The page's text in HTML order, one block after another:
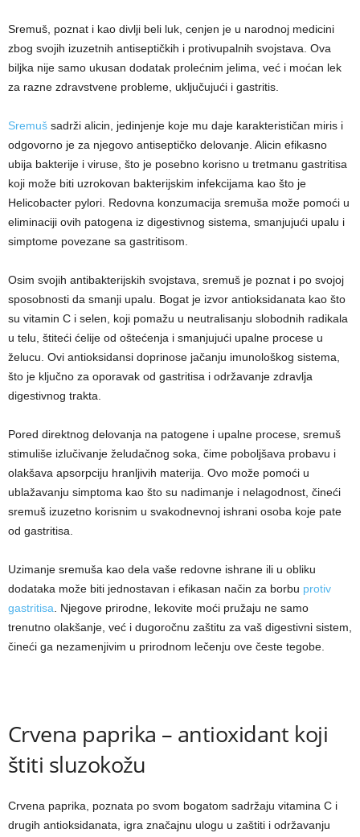
Sremuš, poznat i kao divlji beli luk, cenjen je u narodnoj medicini
zbog svojih izuzetnih antiseptičkih i protivupalnih svojstava. Ova
biljka nije samo ukusan dodatak prolećnim jelima, već i moćan lek
za razne zdravstvene probleme, uključujući i gastritis.
Sremuš sadrži alicin, jedinjenje koje mu daje karakterističan miris i
odgovorno je za njegovo antiseptičko delovanje. Alicin efikasno
ubija bakterije i viruse, što je posebno korisno u tretmanu gastritisa
koji može biti uzrokovan bakterijskim infekcijama kao što je
Helicobacter pylori. Redovna konzumacija sremuša može pomoći u
eliminaciji ovih patogena iz digestivnog sistema, smanjujući upalu i
simptome povezane sa gastritisom.
Osim svojih antibakterijskih svojstava, sremuš je poznat i po svojoj
sposobnosti da smanji upalu. Bogat je izvor antioksidanata kao što
su vitamin C i selen, koji pomažu u neutralisanju slobodnih radikala
u telu, štiteći ćelije od oštećenja i smanjujući upalne procese u
želucu. Ovi antioksidansi doprinose jačanju imunološkog sistema,
što je ključno za oporavak od gastritisa i održavanje zdravlja
digestivnog trakta.
Pored direktnog delovanja na patogene i upalne procese, sremuš
stimuliše izlučivanje želudačnog soka, čime poboljšava probavu i
olakšava apsorpciju hranljivih materija. Ovo može pomoći u
ublažavanju simptoma kao što su nadimanje i nelagodnost, čineći
sremuš izuzetno korisnim u svakodnevnoj ishrani osoba koje pate
od gastritisa.
Uzimanje sremuša kao dela vaše redovne ishrane ili u obliku
dodataka može biti jednostavan i efikasan način za borbu protiv
gastritisa. Njegove prirodne, lekovite moći pružaju ne samo
trenutno olakšanje, već i dugoročnu zaštitu za vaš digestivni sistem,
čineći ga nezamenjivim u prirodnom lečenju ove česte tegobe.
Crvena paprika – antioxidant koji
štiti sluzokožu
Crvena paprika, poznata po svom bogatom sadržaju vitamina C i
drugih antioksidanata, igra značajnu ulogu u zaštiti i održavanju